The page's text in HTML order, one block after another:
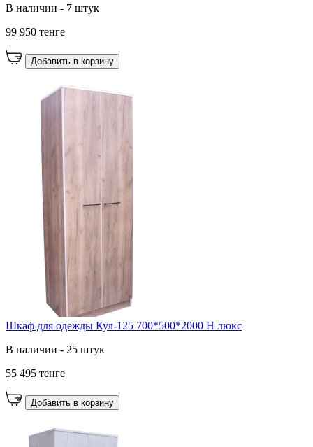
В наличии - 7 штук
99 950 тенге
Добавить в корзину
Шкаф для одежды Кул-125 700*500*2000 Н люкс
В наличии - 25 штук
55 495 тенге
Добавить в корзину